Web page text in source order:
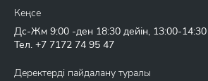
Кеңсе
Дс-Жм 9:00 -ден 18:30 дейін, 13:00-14:30 –
Тел. +7 7172 74 95 47
Деректерді пайдалану туралы